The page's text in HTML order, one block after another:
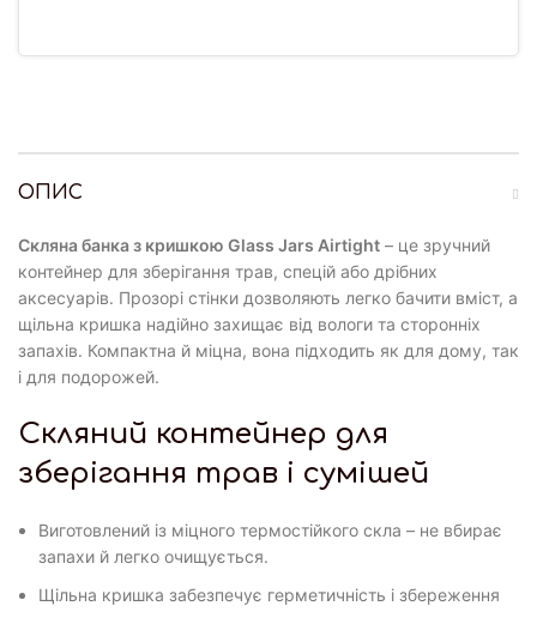
ОПИС
Скляна банка з кришкою Glass Jars Airtight – це зручний
контейнер для зберігання трав, спецій або дрібних
аксесуарів. Прозорі стінки дозволяють легко бачити вміст, а
щільна кришка надійно захищає від вологи та сторонніх
запахів. Компактна й міцна, вона підходить як для дому, так
і для подорожей.
Скляний контейнер для
зберігання трав і сумішей
Виготовлений із міцного термостійкого скла – не вбирає
запахи й легко очищується.
Щільна кришка забезпечує герметичність і збереження